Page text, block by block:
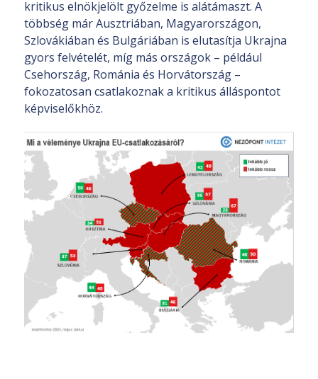
kritikus elnökjelölt győzelme is alátámaszt. A
többség már Ausztriában, Magyarországon,
Szlovákiában és Bulgáriában is elutasítja Ukrajna
gyors felvételét, míg más országok – például
Csehország, Románia és Horvátország –
fokozatosan csatlakoznak a kritikus álláspontot
képviselőkhöz.